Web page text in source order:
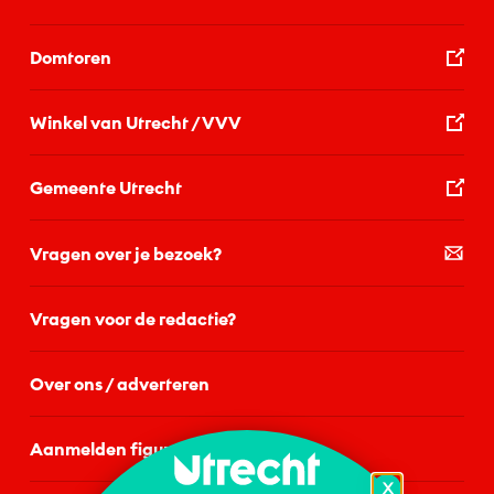
Domtoren
Winkel van Utrecht / VVV
Gemeente Utrecht
Vragen over je bezoek?
Vragen voor de redactie?
Over ons / adverteren
Aanmelden figurant
X